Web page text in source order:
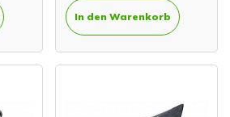
In den Warenkorb